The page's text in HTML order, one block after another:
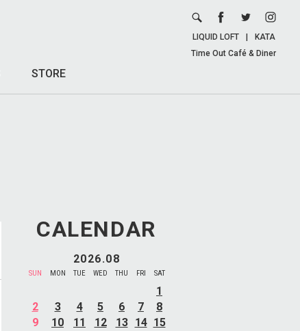
STORE
LIQUID LOFT
KATA
Time Out Café & Diner
CALENDAR
2026.08
SUN MON TUE WED THU FRI SAT
1
2
3 4 5 6 7
8
9
10 11 12 13 14 15